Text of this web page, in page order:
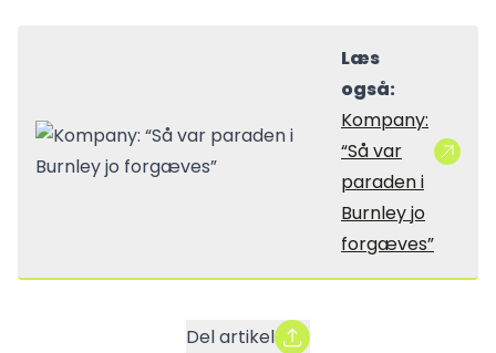
Læs
også:
Kompany:
“Så var
paraden i
Burnley jo
forgæves”
Del artikel